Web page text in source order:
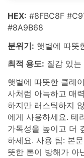
HEX: #8FBC8F
#8A9B68
분위기: 햇볕에 따뜻
최적 용도: 질감 있
햇볕에 따뜻한 클레
사처럼 아늑하고 매
하지만 러스틱하지
에게 사용하세요. 테
가독성을 높이고 더
하세요. 사용 팁: 본
뜻한 톤이 방해가 아